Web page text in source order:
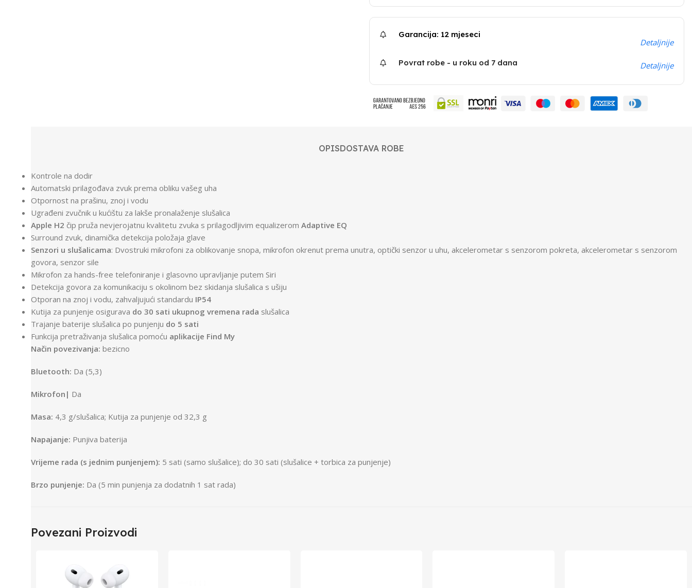
Garancija: 12 mjeseci
Detaljnije
Povrat robe - u roku od 7 dana Detaljnije
OPISDOSTAVA ROBE
Kontrole na dodir
Automatski prilagođava zvuk prema obliku vašeg uha
Otpornost na prašinu, znoj i vodu
Ugrađeni zvučnik u kućištu za lakše pronalaženje slušalica
Apple H2 čip pruža nevjerojatnu kvalitetu zvuka s prilagodljivim equalizerom Adaptive EQ
Surround zvuk, dinamička detekcija položaja glave
Senzori u slušalicama: Dvostruki mikrofoni za oblikovanje snopa, mikrofon okrenut prema unutra, optički senzor u uhu, akcelerometar s senzorom pokreta, akcelerometar s senzorom
govora, senzor sile
Mikrofon za hands-free telefoniranje i glasovno upravljanje putem Siri
Detekcija govora za komunikaciju s okolinom bez skidanja slušalica s ušiju
Otporan na znoj i vodu, zahvaljujući standardu IP54
Kutija za punjenje osigurava do 30 sati ukupnog vremena rada slušalica
Trajanje baterije slušalica po punjenju do 5 sati
Funkcija pretraživanja slušalica pomoću aplikacije Find My
Način povezivanja: bezicno
Bluetooth: Da (5,3)
Mikrofon| Da
Masa: 4,3 g/slušalica; Kutija za punjenje od 32,3 g
Napajanje: Punjiva baterija
Vrijeme rada (s jednim punjenjem): 5 sati (samo slušalice); do 30 sati (slušalice + torbica za punjenje)
Brzo punjenje: Da (5 min punjenja za dodatnih 1 sat rada)
Povezani Proizvodi